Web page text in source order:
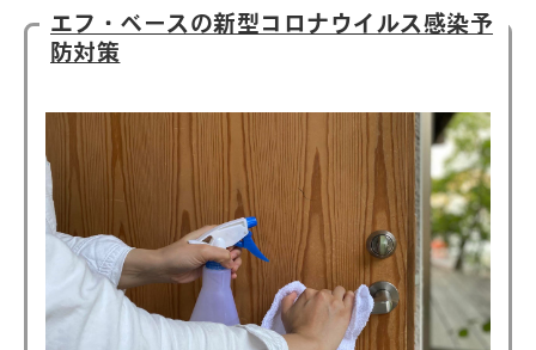
エフ・ベースの新型コロナウイルス感染予
防対策